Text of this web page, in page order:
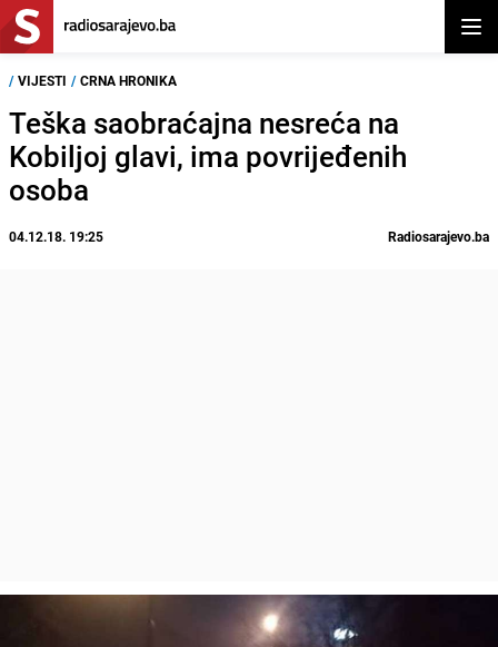
/ VIJESTI / CRNA HRONIKA
Teška saobraćajna nesreća na
Kobiljoj glavi, ima povrijeđenih
osoba
04.12.18. 19:25 Radiosarajevo.ba